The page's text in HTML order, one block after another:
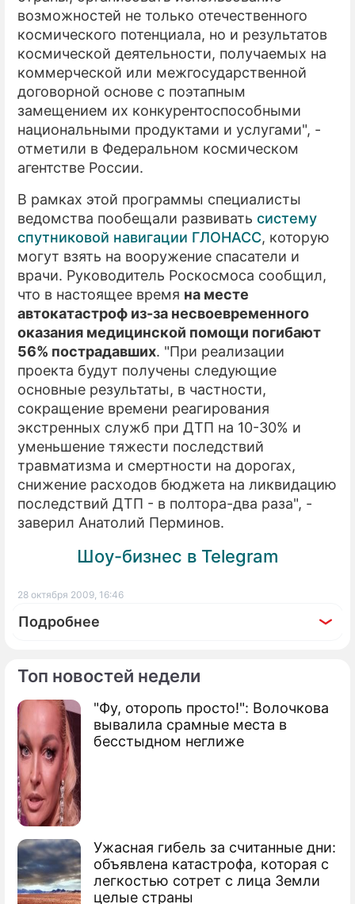
Топ новостей недели
"Фу, оторопь просто!": Волочкова
вывалила срамные места в
бесстыдном неглиже
Ужасная гибель за считанные дни:
объявлена катастрофа, которая с
легкостью сотрет с лица Земли
целые страны
возможностей не только отечественного
космического потенциала, но и результатов
космической деятельности, получаемых на
коммерческой или межгосударственной
договорной основе с поэтапным
замещением их конкурентоспособными
национальными продуктами и услугами", -
отметили в Федеральном космическом
агентстве России.
В рамках этой программы специалисты
ведомства пообещали развивать систему
спутниковой навигации ГЛОНАСС, которую
могут взять на вооружение спасатели и
врачи. Руководитель Роскосмоса сообщил,
что в настоящее время на месте
автокатастроф из-за несвоевременного
оказания медицинской помощи погибают
56% пострадавших. "При реализации
проекта будут получены следующие
основные результаты, в частности,
сокращение времени реагирования
экстренных служб при ДТП на 10-30% и
уменьшение тяжести последствий
травматизма и смертности на дорогах,
снижение расходов бюджета на ликвидацию
последствий ДТП - в полтора-два раза", -
заверил Анатолий Перминов.
Шоу-бизнес в Telegram
28 октября 2009, 16:46
Подробнее
По теме
Продолжение: Россия
Роскосмос предложил NASA лететь на
Луну